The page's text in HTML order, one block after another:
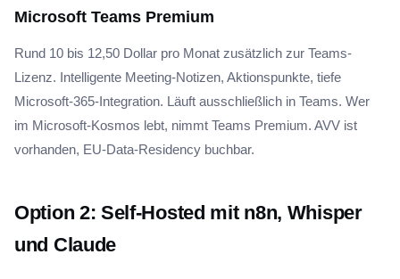
Microsoft Teams Premium
Rund 10 bis 12,50 Dollar pro Monat zusätzlich zur Teams-
Lizenz. Intelligente Meeting-Notizen, Aktionspunkte, tiefe
Microsoft-365-Integration. Läuft ausschließlich in Teams. Wer
im Microsoft-Kosmos lebt, nimmt Teams Premium. AVV ist
vorhanden, EU-Data-Residency buchbar.
Option 2: Self-Hosted mit n8n, Whisper
und Claude